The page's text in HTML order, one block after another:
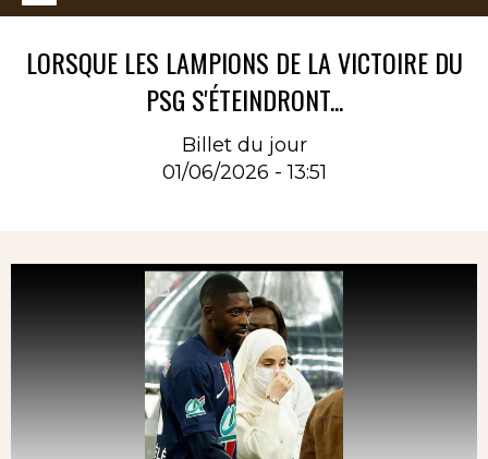
LORSQUE LES LAMPIONS DE LA VICTOIRE DU
PSG S'ÉTEINDRONT...
Billet du jour
01/06/2026 - 13:51